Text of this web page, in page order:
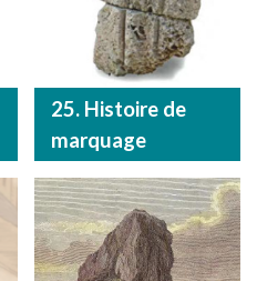
25. Histoire de
marquage